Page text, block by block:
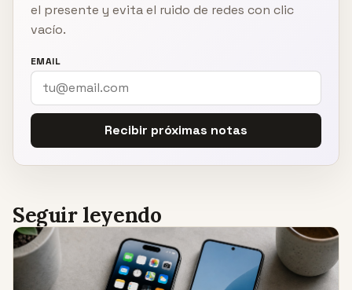
el presente y evita el ruido de redes con clic
vacío.
EMAIL
Recibir próximas notas
Seguir leyendo